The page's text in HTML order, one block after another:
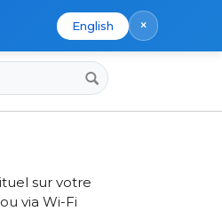
English ×
sur votre
via Wi-Fi